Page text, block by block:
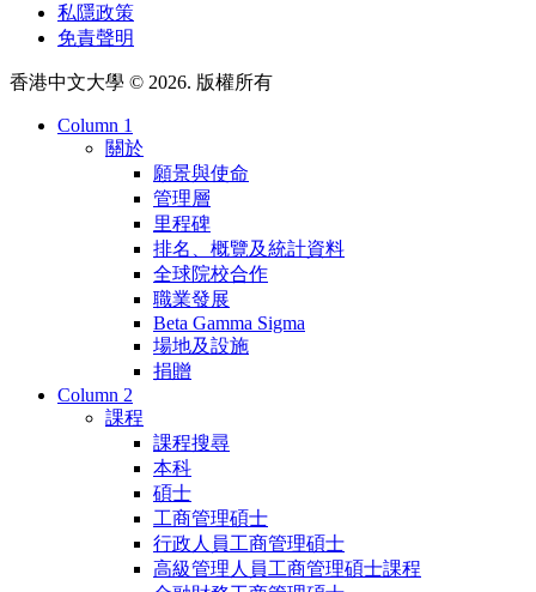
私隱政策
免責聲明
香港中文大學 © 2026. 版權所有
Column 1
關於
願景與使命
管理層
里程碑
排名、概覽及統計資料
全球院校合作
職業發展
Beta Gamma Sigma
場地及設施
捐贈
Column 2
課程
課程搜尋
本科
碩士
工商管理碩士
行政人員工商管理碩士
高級管理人員工商管理碩士課程